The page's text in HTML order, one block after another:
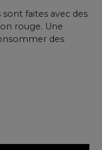
faites avec des
rouge. Une
des